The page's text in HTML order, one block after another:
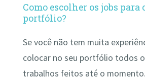
Como escolher os jobs para
portfólio?
Se você não tem muita
colocar no seu portfólio todos
trabalhos feitos até o